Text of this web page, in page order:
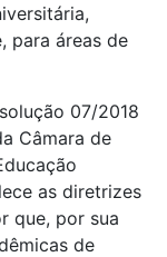
para áreas de
07/2018
Câmara de
as diretrizes
que, por sua
de